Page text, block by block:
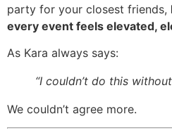
party for your closest friends,
every event feels elevated,
As Kara always says:
“I couldn’t do this
We couldn’t agree more.